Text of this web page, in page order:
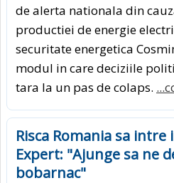
de alerta nationala din
productiei de energie
securitate energetica
modul in care deciziile
tara la un pas de colaps.
Risca Romania sa intre
Expert: "Ajunge sa ne
bobarnac"